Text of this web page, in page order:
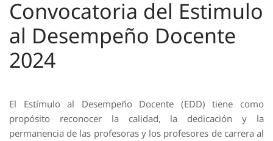
Convocatoria del Estimulo
al Desempeño Docente
2024
El Estímulo al Desempeño Docente (EDD) tiene como
propósito reconocer la calidad, la dedicación y la
permanencia de las profesoras y los profesores de carrera al